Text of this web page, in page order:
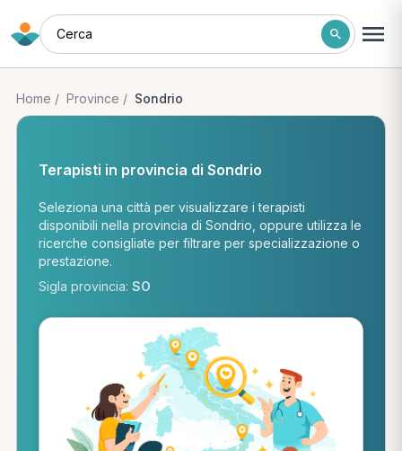
Cerca
Home / Province / Sondrio
Terapisti in provincia di Sondrio
Seleziona una città per visualizzare i terapisti
disponibili nella provincia di Sondrio, oppure utilizza le
ricerche consigliate per filtrare per specializzazione o
prestazione.
Sigla provincia: SO